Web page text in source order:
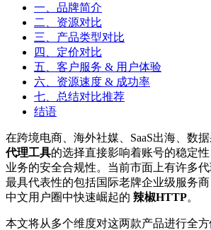
一、品牌简介
二、资源对比
三、产品类型对比
四、定价对比
五、客户服务 & 用户体验
六、资源速度 & 成功率
七、总结对比推荐
结语
在跨境电商、海外社媒、SaaS出海、数据
代理工具的选择直接影响着账号的稳定
业务的安全合规性。当前市面上有许多
最具代表性的包括国际老牌企业级服务商
中文用户圈中快速崛起的 辣椒HTTP。
本文将从多个维度对这两款产品进行全